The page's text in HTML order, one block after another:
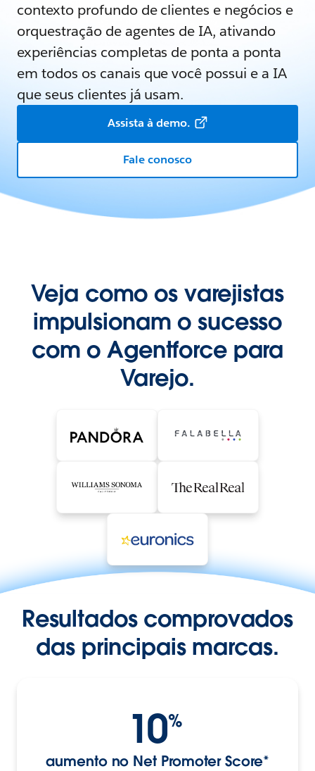
contexto profundo de clientes e negócios e
orquestração de agentes de IA, ativando
experiências completas de ponta a ponta
em todos os canais que você possui e a IA
que seus clientes já usam.
Assista à demo.
Fale conosco
Veja como os varejistas
impulsionam o sucesso
com o Agentforce para
Varejo.
Resultados comprovados
das principais marcas.
10%
aumento no Net Promoter Score*